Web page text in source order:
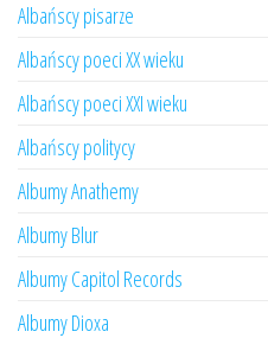
Albańscy pisarze
Albańscy poeci XX wieku
Albańscy poeci XXI wieku
Albańscy politycy
Albumy Anathemy
Albumy Blur
Albumy Capitol Records
Albumy Dioxa